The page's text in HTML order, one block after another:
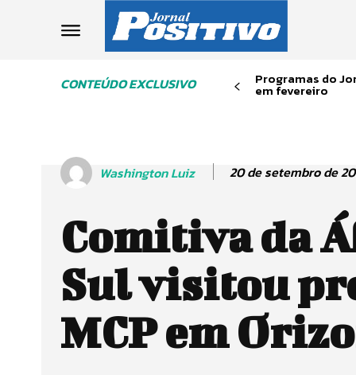
CONTEÚDO EXCLUSIVO Programas do
em fevereiro
Washington Luiz 20 de setembro de
Comitiva da
Sul visitou
MCP em